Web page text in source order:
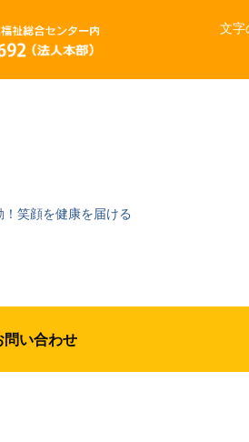
文字
笑顔を健康を届ける
問い合わせ